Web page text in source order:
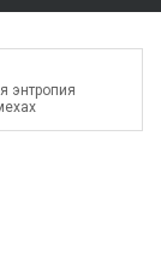
энтропия